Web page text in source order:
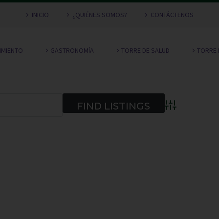
INICIO ¿QUIÉNES SOMOS? CONTÁCTENOS
GASTRONOMÍA TORRE DE SALUD TORRE
Advanced Search